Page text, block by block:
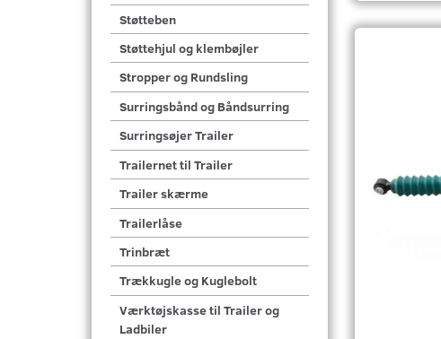
Støtteben
Støttehjul og klembøjler
Stropper og Rundsling
Surringsbånd og Båndsurring
Surringsøjer Trailer
Trailernet til Trailer
Trailer skærme
Trailerlåse
Trinbræt
Trækkugle og Kuglebolt
Værktøjskasse til Trailer og
Ladbiler